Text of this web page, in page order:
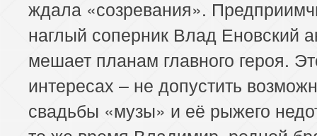
ждала «созревания».
наглый соперник Влад Еновский
мешает планам главного героя.
интересах – не допустить
свадьбы «музы» и её рыжего